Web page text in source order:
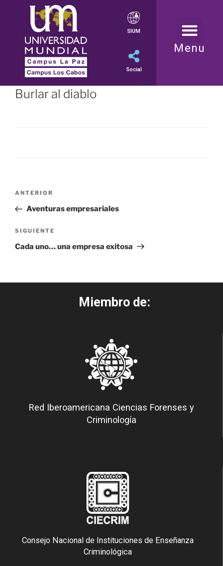
SIUM
Social
Menu
Burlar al diablo
ANTERIOR
Aventuras empresariales
SIGUIENTE
Cada uno… una empresa exitosa
Miembro de:
Red Iberoamericana Ciencias Forenses y
Criminología
Consejo Nacional de Instituciones de Enseñanza
Criminológica